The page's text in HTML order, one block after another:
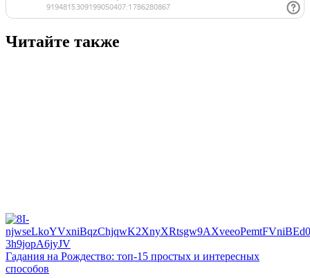
Читайте также
Гадания на Рождество: топ-15 простых и интересных
способов